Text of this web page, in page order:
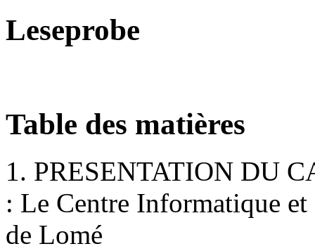
Leseprobe
Table des matières
1. PRESENTATION DU
: Le Centre Informatique
de Lomé